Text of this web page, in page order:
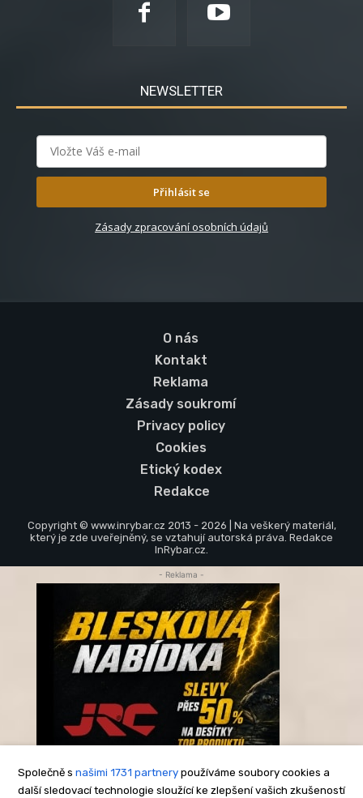
NEWSLETTER
Přihlásit se
Zásady zpracování osobních údajů
O nás
Kontakt
Reklama
Zásady soukromí
Privacy policy
Cookies
Etický kodex
Redakce
Copyright © www.inrybar.cz 2013 - 2026 | Na veškerý materiál,
který je zde uveřejněný, se vztahují autorská práva. Redakce
InRybar.cz.
Společně s našimi 1731 partnery používáme soubory cookies a
další sledovací technologie sloužící ke zlepšení vašich zkušeností
- Reklama -